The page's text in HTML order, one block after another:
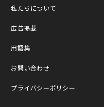
私たちについて
広告掲載
用語集
お問い合わせ
プライバシーポリシー